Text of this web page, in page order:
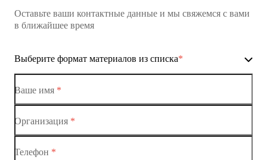
Коммутатор доступа MES1428
Коммутаторы доступа
Коммутатор доступа MES1428-03
Оставьте ваши контактные данные и мы свяжемся с вами
в ближайшее время
Выберите формат материалов из списка*
Ethernet-коммутаторы
Ваше имя *
Организация *
Телефон *